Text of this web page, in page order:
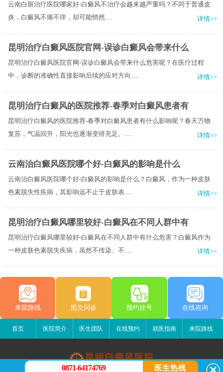
云南白斑治疗医院哪家好-白癜风不治疗会越来越严重吗？​不同于普通皮
炎，白癜风不痛不痒，却可能悄然.....
详情>>
昆明治疗白癜风医院官网-误诊白癜风会带来什么
昆明治疗白癜风医院官网-误诊白癜风会带来什么危害呢？在医疗过程
中，诊断的准确性直接影响后续的应对方向.....
详情>>
昆明治疗白癜风的医院推荐-春季对白癜风患者有
昆明治疗白癜风的医院推荐-春季对白癜风患者有什么影响呢？春天万物
复苏，气温回升，阳光也逐渐变得充足。.....
详情>>
云南治白癜风医院哪个好-白癜风的影响是什么
云南治白癜风医院哪个好-白癜风的影响是什么？白癜风，作为一种皮肤
色素脱失性疾病，其影响远不止于皮肤表.....
详情>>
昆明治疗白癜风哪里较好-白癜风在不同人群中有
昆明治疗白癜风哪里较好-白癜风在不同人群中有什么危害？白癜风作为
一种皮肤色素脱失疾病，虽然不传染、不.....
详情>>
来院路线 图文问诊 预约挂号 在线咨询
首页 医院简介 医生团队 在线预约 就医指南 来院路线
0871-64174769 医生热线